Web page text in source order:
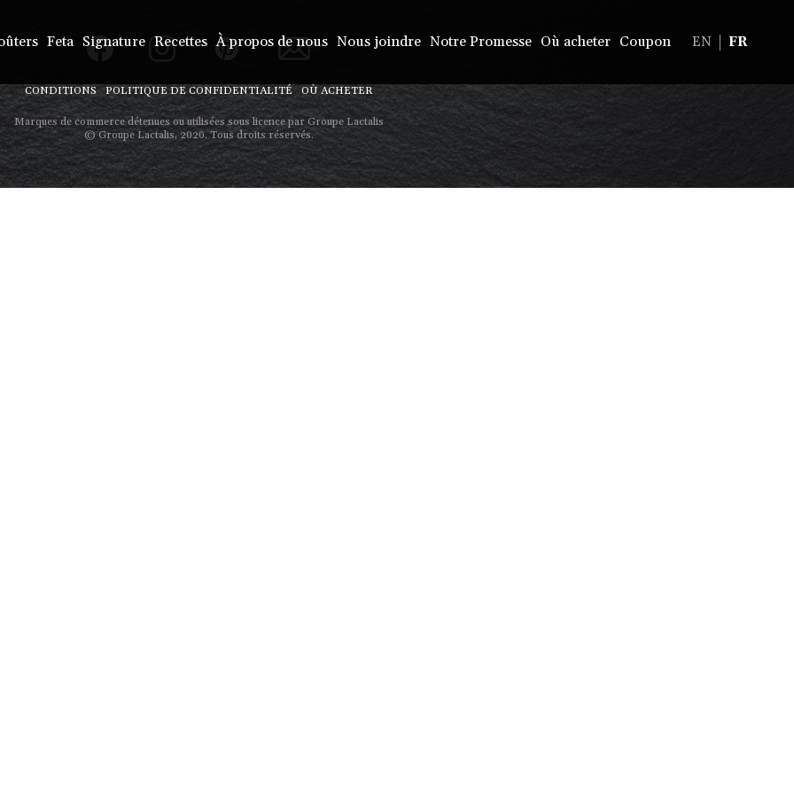
Feta Signature Recettes À propos de nous Nous joindre Notre Promesse Où acheter Coupon EN FR
CONDITIONS POLITIQUE DE CONFIDENTIALITÉ OÙ ACHETER
Marques de commerce détenues ou utilisées sous licence par Groupe Lactalis
© Groupe Lactalis, 2020. Tous droits réservés.